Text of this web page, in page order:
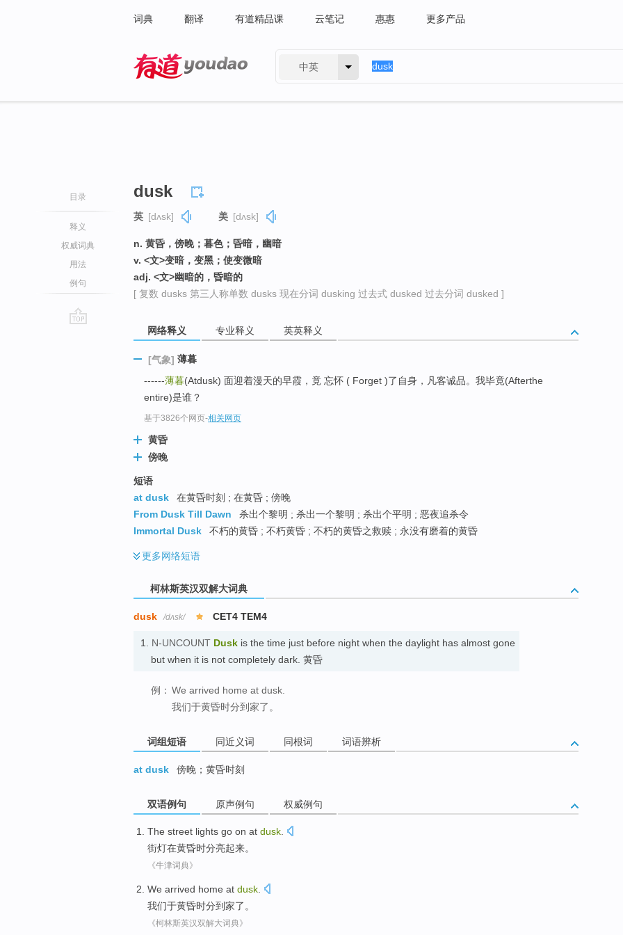
词典 翻译 有道精品课 云笔记 惠惠 更多产品
中英
目录
释义
权威词典
用法
例句
dusk
英 [dʌsk] 美 [dʌsk]
n. 黄昏，傍晚；暮色；昏暗，幽暗
v. <文>变暗，变黑；使变微暗
adj. <文>幽暗的，昏暗的
[ 复数 dusks 第三人称单数 dusks 现在分词 dusking 过去式 dusked 过去分词 dusked ]
网络释义 专业释义 英英释义
[气象] 薄暮
------薄暮(Atdusk) 面迎着漫天的早霞，竟 忘怀 ( Forget )了自身，凡客诚品。我毕竟(Afterthe
entire)是谁？
基于3826个网页-相关网页
黄昏
傍晚
短语
at dusk
在黄昏时刻 ; 在黄昏 ; 傍晚
From Dusk Till Dawn
杀出个黎明 ; 杀出一个黎明 ; 杀出个平明 ; 恶夜追杀令
Immortal Dusk
不朽的黄昏 ; 不朽黄昏 ; 不朽的黄昏之救赎 ; 永没有磨着的黄昏
更多网络短语
柯林斯英汉双解大词典
dusk /dʌsk/ CET4 TEM4
1. N-UNCOUNT Dusk is the time just before night when the daylight has almost gone
but when it is not completely dark. 黄昏
例： We arrived home at dusk.
我们于黄昏时分到家了。
词组短语 同近义词 同根词 词语辨析
at dusk 傍晚；黄昏时刻
双语例句 原声例句 权威例句
The street lights go on at dusk.
街灯在黄昏时分亮起来。
《牛津词典》
We arrived home at dusk.
我们于黄昏时分到家了。
《柯林斯英汉双解大词典》